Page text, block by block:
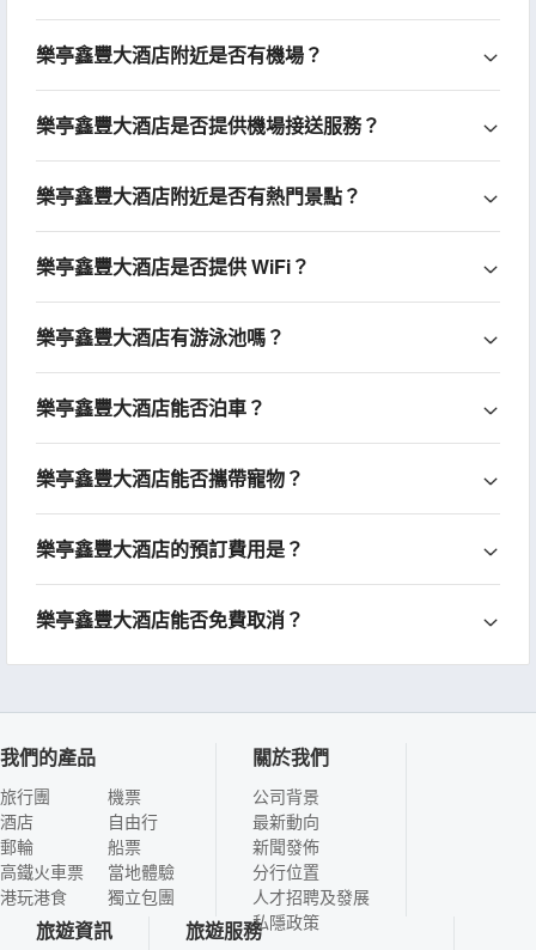
樂亭鑫豐大酒店附近是否有機場？
樂亭鑫豐大酒店是否提供機場接送服務？
樂亭鑫豐大酒店附近是否有熱門景點？
樂亭鑫豐大酒店是否提供 WiFi？
樂亭鑫豐大酒店有游泳池嗎？
樂亭鑫豐大酒店能否泊車？
樂亭鑫豐大酒店能否攜帶寵物？
樂亭鑫豐大酒店的預訂費用是？
樂亭鑫豐大酒店能否免費取消？
我們的產品
旅行團
酒店
郵輪
高鐵火車票
港玩港食
機票
自由行
船票
當地體驗
獨立包團
關於我們
公司背景
最新動向
新聞發佈
分行位置
人才招聘及發展
私隱政策
旅遊資訊 旅遊服務